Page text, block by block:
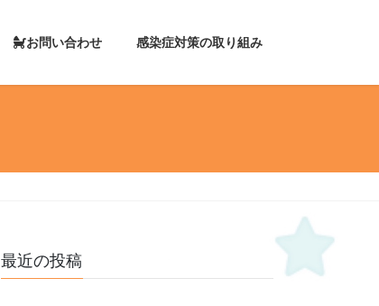
お問い合わせ 感染症対策の取り組み
最近の投稿